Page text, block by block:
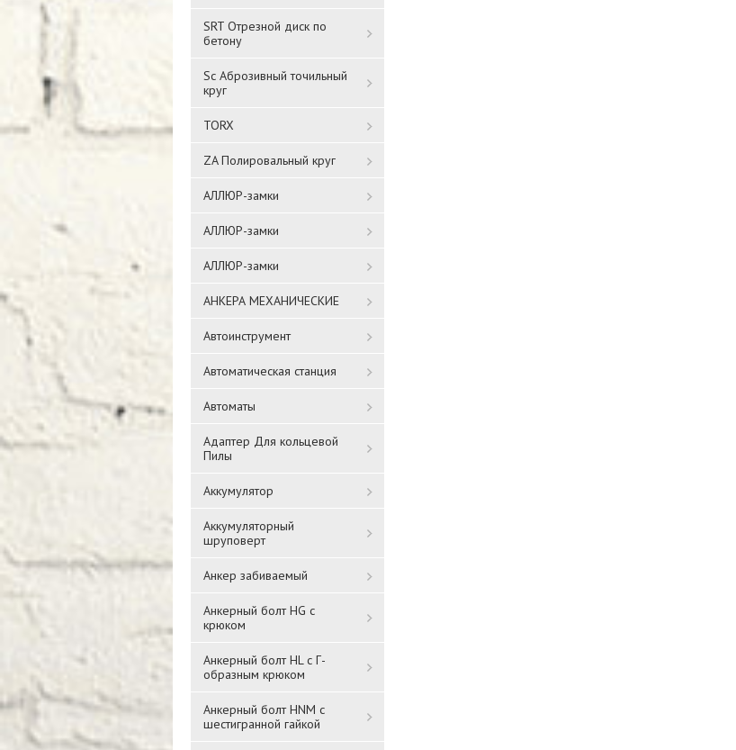
SRT Отрезной диск по
бетону
Sc Аброзивный точильный
круг
TORX
ZA Полировальный круг
АЛЛЮР-замки
АЛЛЮР-замки
АЛЛЮР-замки
АНКЕРА МЕХАНИЧЕСКИЕ
Автоинструмент
Автоматическая станция
Автоматы
Адаптер Для кольцевой
Пилы
Аккумулятор
Аккумуляторный
шруповерт
Анкер забиваемый
Анкерный болт HG с
крюком
Анкерный болт HL с Г-
образным крюком
Анкерный болт HNM с
шестигранной гайкой